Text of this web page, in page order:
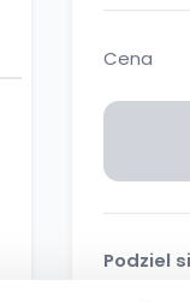
Cena
Podziel